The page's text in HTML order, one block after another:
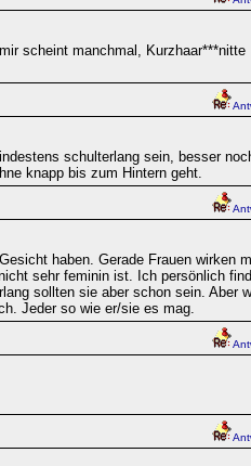
scheint manchmal, Kurzhaar***nitte
schulterlang sein, besser
knapp bis zum Hintern geht.
haben. Gerade Frauen wirken
sehr feminin ist. Ich persönlich
sollten sie aber schon sein. Aber
Jeder so wie er/sie es mag.